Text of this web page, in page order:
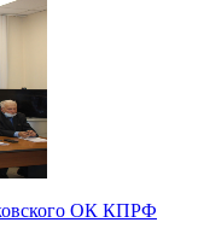
ОК КПРФ